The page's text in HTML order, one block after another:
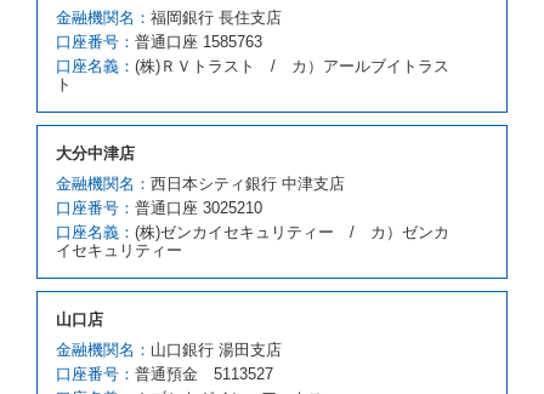
携先の代替レンタカーを貸し渡すものとします。な
お、代替レンタカーの貸渡料金が予約された車種クラ
スの貸渡料金より高くなるときは、予約した車種クラ
スの貸渡料金によるものとし、予約された車種クラス
借受人は、第１項の代替レンタカーの貸渡しの申入れ
を拒絶し、予約を取り消すことができるものとしま
す。
前項の場合、第１項の貸渡しをすることができない原
因が、当社の責に帰する事由によるときには第４条第
４項の予約の取消しとして取り扱い、当社は受領済の
予約申込金を返還するものとします。
原因が、当社の責に帰さない事由による時には第４条
第５項の予約の取消しとして取り扱い、当社は受領済
の予約申込金を返還するものとします。
金融機関名： 福岡銀行 長住支店
口座番号： 普通口座 1585763
口座名義： (株)ＲＶトラスト / カ）アールブイトラス
ト
大分中津店
金融機関名： 西日本シティ銀行 中津支店
口座番号： 普通口座 3025210
口座名義： (株)ゼンカイセキュリティー / カ）ゼンカ
イセキュリティー
山口店
金融機関名： 山口銀行 湯田支店
口座番号： 普通預金 5113527